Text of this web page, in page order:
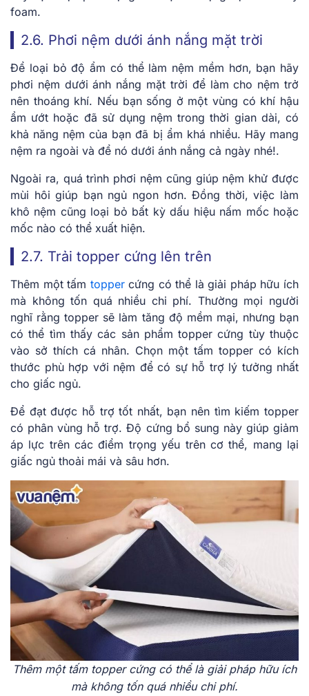
foam.
2.6. Phơi nệm dưới ánh nắng mặt trời
Để loại bỏ độ ẩm có thể làm nệm mềm hơn, bạn hãy
phơi nệm dưới ánh nắng mặt trời để làm cho nệm trở
nên thoáng khí. Nếu bạn sống ở một vùng có khí hậu
ẩm ướt hoặc đã sử dụng nệm trong thời gian dài, có
khả năng nệm của bạn đã bị ẩm khá nhiều. Hãy mang
nệm ra ngoài và để nó dưới ánh nắng cả ngày nhé!.
Ngoài ra, quá trình phơi nệm cũng giúp nệm khử được
mùi hôi giúp bạn ngủ ngon hơn. Đồng thời, việc làm
khô nệm cũng loại bỏ bất kỳ dấu hiệu nấm mốc hoặc
mốc nào có thể xuất hiện.
2.7. Trải topper cứng lên trên
Thêm một tấm toppercứng có thể là giải pháp hữu ích
mà không tốn quá nhiều chi phí. Thường mọi người
nghĩ rằng topper sẽ làm tăng độ mềm mại, nhưng bạn
có thể tìm thấy các sản phẩm topper cứng tùy thuộc
vào sở thích cá nhân. Chọn một tấm topper có kích
thước phù hợp với nệm để có sự hỗ trợ lý tưởng nhất
cho giấc ngủ.
Để đạt được hỗ trợ tốt nhất, bạn nên tìm kiếm topper
có phân vùng hỗ trợ. Độ cứng bổ sung này giúp giảm
áp lực trên các điểm trọng yếu trên cơ thể, mang lại
giấc ngủ thoải mái và sâu hơn.
Thêm một tấm topper cứng có thể là giải pháp hữu ích
mà không tốn quá nhiều chi phí.